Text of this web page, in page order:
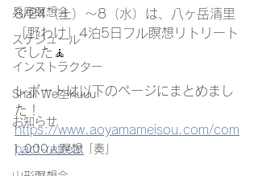
兵庫瞑想会
スケジュール
インストラクター
Shall We空Kuuu
お知らせ
1,000人瞑想「奏」
8/24（土）〜8（水）は、八ヶ岳清里
「野わけ」4泊5日フル瞑想リトリート
でした🧘
レポートは以下のページにまとめまし
た！
https://www.aoyamameisou.com/com
pact-retreat